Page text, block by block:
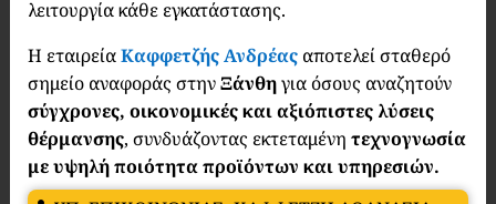
λειτουργία κάθε εγκατάστασης.
Η εταιρείαΚαφφετζής Ανδρέας αποτελεί σταθερό
σημείο αναφοράς στηνΞάνθηγια όσους αναζητούν
σύγχρονες, οικονομικές και αξιόπιστες λύσεις
θέρμανσης, συνδυάζοντας εκτεταμένη τεχνογνωσία
με υψηλή ποιότητα προϊόντων και υπηρεσιών.